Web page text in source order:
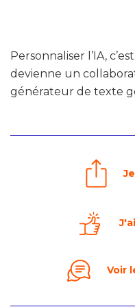
Personnaliser l’IA,
devienne un
générateur de texte
Voir